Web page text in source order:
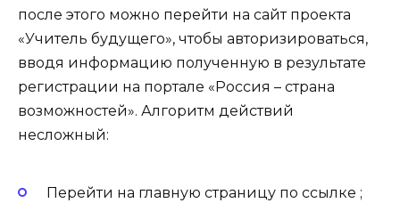
после этого можно перейти на сайт проекта
«Учитель будущего», чтобы авторизироваться,
вводя информацию полученную в результате
регистрации на портале «Россия – страна
возможностей». Алгоритм действий
несложный:
Перейти на главную страницу по ссылке ;